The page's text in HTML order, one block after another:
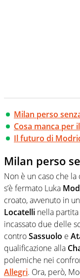
Milan perso
Cosa manca per
Il futuro di
Milan perso
Non è un caso che la
s’è fermato Luka
croato, avvenuto in
Locatelli nella
incassato due delle
controSassuolo e
qualificazione alla
polemiche nei
Allegri. Ora, però,